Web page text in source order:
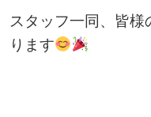
スタッフ一同、皆
ります